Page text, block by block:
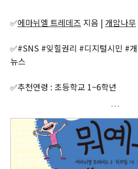
✅에마뉘엘 트레데즈 지음 | 개암나무
✅#SNS #잊힐권리 #디지털시민 #
뉴스
✅추천연령 : 초등학교 1~6학년